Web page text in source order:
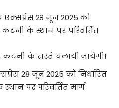
एक्सप्रेस 28 जून 2025 को
कटनी के स्थान पर परिवर्तित
के रास्ते चलायी जायेगी।
28 जून 2025 को निर्धारित
पर परिवर्तित मार्ग